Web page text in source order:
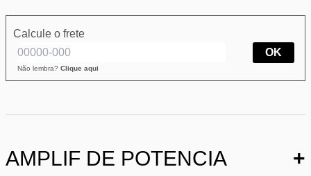
Calcule o frete
Não lembra? Clique aqui
OK
AMPLIF DE POTENCIA
+